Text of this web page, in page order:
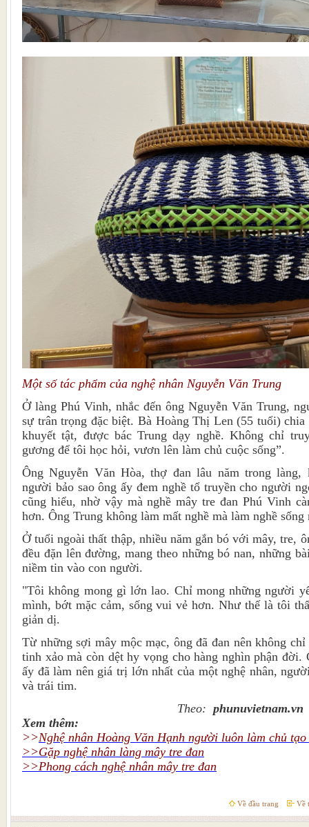
Một số tác phẩm của nghệ nhân Nguyễn Văn Trung
Ở làng Phú Vinh, nhắc đến ông Nguyễn Văn Trung,
sự trân trọng đặc biệt. Bà Hoàng Thị Len (55 tuổi)
khuyết tật, được bác Trung dạy nghề. Không chỉ
gương để tôi học hỏi, vươn lên làm chủ cuộc sống”.
Ông Nguyễn Văn Hòa, thợ đan lâu năm trong
người bảo sao ông ấy đem nghề tổ truyền cho người
cũng hiểu, nhờ vậy mà nghề mây tre đan Phú Vinh
hơn. Ông Trung không làm mất nghề mà làm nghề sống
Ở tuổi ngoài thất thập, nhiều năm gắn bó với mây, tre,
đều đặn lên đường, mang theo những bó nan, những
niềm tin vào con người.
"Tôi không mong gì lớn lao. Chỉ mong những người
mình, bớt mặc cảm, sống vui vẻ hơn. Như thế là tôi
giản dị.
Từ những sợi mây mộc mạc, ông đã đan nên không
tinh xảo mà còn dệt hy vọng cho hàng nghìn phận đời.
ấy đã làm nên giá trị lớn nhất của một nghệ nhân,
và trái tim.
Theo: phunuvietnam.vn
Xem thêm:
>>Nghệ nhân Hoàng Văn Hạnh người luôn làm chủ
>>Gặp nghệ nhân làng mây tre đan
>>Phong cách nghệ nhân mây tre đan
Về đầu trang Về